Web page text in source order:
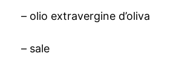
– olio extravergine d’oliva
– sale